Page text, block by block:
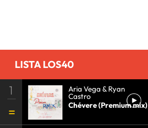
LISTA LOS40
1 Aria Vega & Ryan
Castro
Chévere (Premium mix)